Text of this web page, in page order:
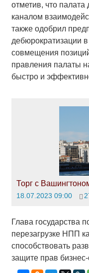
отметив, что
каналом
также одобрил
дебюрократизации
совмещения
правления палаты
быстро и
Торг с
18.07.2023 09:00
Глава государства
перезагрузке НПП
способствовать
защите прав